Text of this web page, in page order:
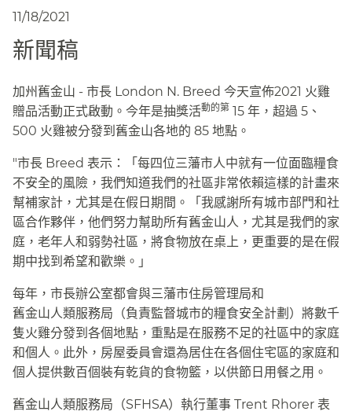
11/18/2021
新聞稿​​
加州舊金山 - 市長 London N. Breed 今天宣佈2021 火雞
贈品活動正式啟動。今年是抽獎活動的第 15 年，超過 5、
500 火雞被分發到舊金山各地的 85 地點。​​
"市長 Breed 表示：「每四位三藩市人中就有一位面臨糧食
不安全的風險，我們知道我們的社區非常依賴這樣的計畫來
幫補家計，尤其是在假日期間。「我感謝所有城市部門和社
區合作夥伴，他們努力幫助所有舊金山人，尤其是我們的家
庭，老年人和弱勢社區，將食物放在桌上，更重要的是在假
期中找到希望和歡樂。」​​
每年，市長辦公室都會與三藩市住房管理局和​​
舊金山人類服務局（負責監督城市的糧食安全計劃）將數千
隻火雞分發到各個地點，重點是在服務不足的社區中的家庭
和個人。此外，房屋委員會還為居住在各個住宅區的家庭和
個人提供數百個裝有乾貨的食物籃，以供節日用餐之用。​​
舊金山人類服務局（SFHSA）執行董事 Trent Rhorer 表